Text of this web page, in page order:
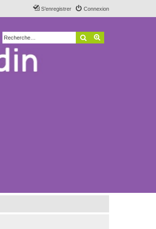
Connexion
S’enregistrer
Rechercher